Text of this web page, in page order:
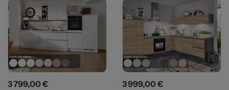
Prix
3 799,00 €
Prix
3 999,00 €